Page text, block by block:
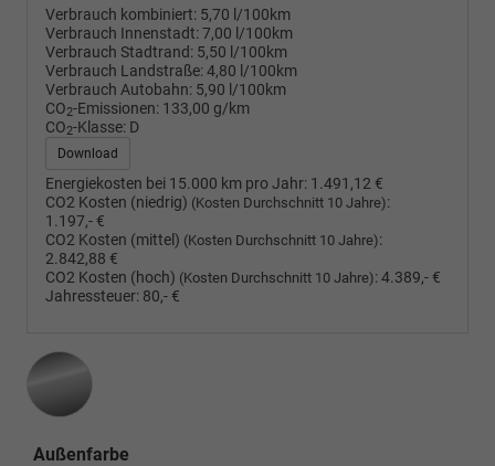
Verbrauch kombiniert: 5,70 l/100km
Verbrauch Innenstadt:7,00 l/100km
Verbrauch Stadtrand: 5,50 l/100km
Verbrauch Landstraße:4,80 l/100km
Verbrauch Autobahn: 5,90 l/100km
CO2-Emissionen: 133,00 g/km
CO2-Klasse: D
Download
Energiekosten bei 15.000 km pro Jahr: 1.491,12 €
CO2 Kosten (niedrig) (Kosten Durchschnitt 10 Jahre):
1.197,- €
CO2 Kosten (mittel) (Kosten Durchschnitt 10 Jahre):
2.842,88 €
CO2 Kosten (hoch) (Kosten Durchschnitt 10 Jahre):4.389,- €
Jahressteuer: 80,- €
Außenfarbe